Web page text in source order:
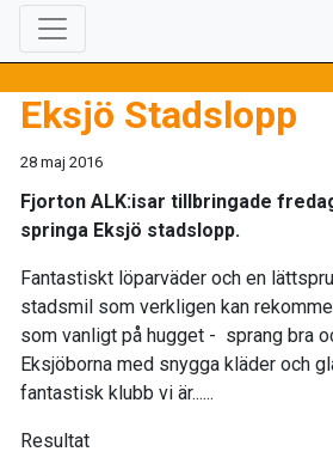
Eksjö Stadslopp
28 maj 2016
Fjorton ALK:isar tillbringade
springa Eksjö stadslopp.
Fantastiskt löparväder och en
stadsmil som verkligen kan
som vanligt på hugget - sprang bra
Eksjöborna med snygga kläder och
fantastisk klubb vi är......
Resultat